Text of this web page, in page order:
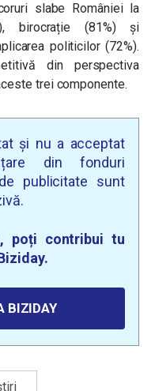
slabe României la
birocrație (81%) și
politicilor (72%).
din perspectiva
trei componente.
și nu a acceptat
din fonduri
publicitate sunt
poți contribui tu
BIZIDAY